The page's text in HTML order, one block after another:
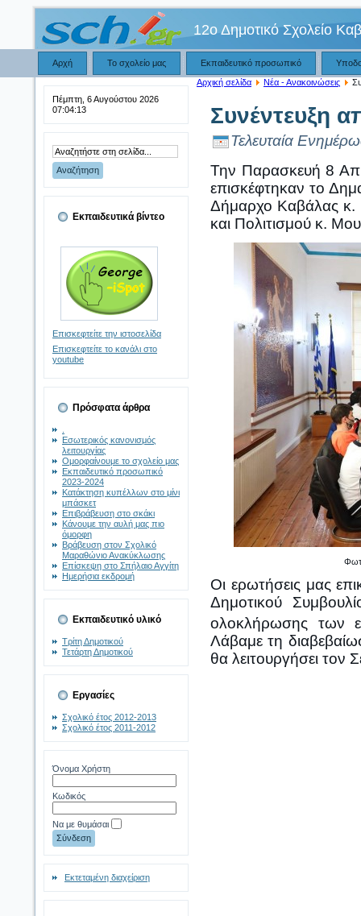
12ο Δημοτικό Σχολείο
Αρχή Το σχολείο μας Εκπαιδευτικό προσωπικό
Πέμπτη, 6 Αυγούστου 2026
07:04:13
Εκπαιδευτικά βίντεο
Επισκεφτείτε την ιστοσελίδα
Επισκεφτείτε το κανάλι στο
youtube
Πρόσφατα άρθρα
Εσωτερικός κανονισμός
λειτουργίας
Ομορφαίνουμε το σχολείο μας
Εκπαιδευτικό προσωπικό
2023-2024
Κατάκτηση κυπέλλων στο μίνι
μπάσκετ
Επιβράβευση στο σκάκι
Κάνουμε την αυλή μας πιο
όμορφη
Βράβευση στον Σχολικό
Μαραθώνιο Ανακύκλωσης
Επίσκεψη στο Σπήλαιο Αγγίτη
Ημερήσια εκδρομή
Εκπαιδευτικό υλικό
Τρίτη Δημοτικού
Τετάρτη Δημοτικού
Εργασίες
Σχολικό έτος 2012-2013
Σχολικό έτος 2011-2012
Όνομα Χρήστη
Κωδικός
Να με θυμάσαι
Εκτεταμένη διαχείριση
Αρχική σελίδα Νέα - Ανακοινώσεις
Συνέντευξη
Τελευταία
Την Παρασκευή 8
επισκέφτηκαν το
Δήμαρχο Καβάλας κ.
και Πολιτισμού κ.
Οι ερωτήσεις μας
Δημοτικού
ολοκλήρωσης των
Λάβαμε τη
θα λειτουργήσει τον